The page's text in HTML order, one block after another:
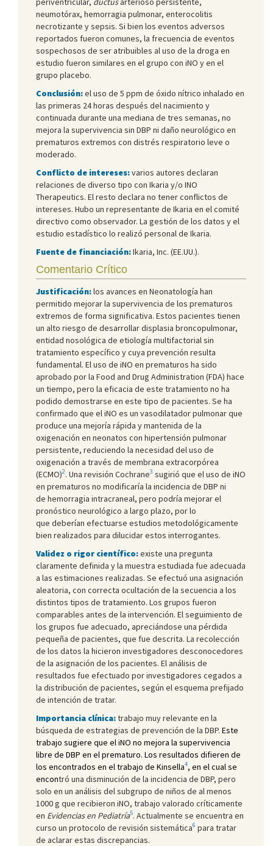
neumotórax, hemorragia pulmonar, enterocolitis
necrotizante y sepsis. Si bien los eventos adversos
reportados fueron comunes, la frecuencia de eventos
sospechosos de ser atribuibles al uso de la droga en
estudio fueron similares en el grupo con iNO y en el
grupo placebo.
Conclusión:el uso de 5 ppm de óxido nítrico inhalado en
las primeras 24 horas después del nacimiento y
continuada durante una mediana de tres semanas, no
mejora la supervivencia sin DBP ni daño neurológico en
prematuros extremos con distrés respiratorio leve o
moderado.
Conflicto de intereses:varios autores declaran
relaciones de diverso tipo con Ikaria y/o INO
Therapeutics. El resto declara no tener conflictos de
intereses. Hubo un representante de Ikaria en el comité
directivo como observador. La gestión de los datos y el
estudio estadístico lo realizó personal de Ikaria.
Fuente de financiación:Ikaria, Inc. (EE.UU.).
Comentario Crítico
Justificación:los avances en Neonatología han
permitido mejorar la supervivencia de los prematuros
extremos de forma significativa. Estos pacientes tienen
un alto riesgo de desarrollar displasia broncopulmonar,
entidad nosológica de etiología multifactorial sin
tratamiento específico y cuya prevención resulta
fundamental. El uso de iNO en prematuros ha sido
aprobado por la Food and Drug Administration (FDA) hace
un tiempo, pero la eficacia de este tratamiento no ha
podido demostrarse en este tipo de pacientes. Se ha
confirmado que el iNO es un vasodilatador pulmonar que
produce una mejoría rápida y mantenida de la
oxigenación en neonatos con hipertensión pulmonar
persistente, reduciendo la necesidad del uso de
oxigenación a través de membrana extracorpórea
(ECMO)2. Una revisión Cochrane3 sugirió que el uso de iNO
en prematuros no modificaría la incidencia de DBP ni
de hemorragia intracraneal, pero podría mejorar el
pronóstico neurológico a largo plazo, por lo
que deberían efectuarse estudios metodológicamente
bien realizados para dilucidar estos interrogantes.
Validez o rigor científico:existe una pregunta
claramente definida y la muestra estudiada fue adecuada
a las estimaciones realizadas. Se efectuó una asignación
aleatoria, con correcta ocultación de la secuencia a los
distintos tipos de tratamiento. Los grupos fueron
comparables antes de la intervención. El seguimiento de
los grupos fue adecuado, apreciándose una pérdida
pequeña de pacientes, que fue descrita. La recolección
de los datos la hicieron investigadores desconocedores
de la asignación de los pacientes. El análisis de
resultados fue efectuado por investigadores cegados a
la distribución de pacientes, según el esquema prefijado
de intención de tratar.
Importancia clínica:trabajo muy relevante en la
búsqueda de estrategias de prevención de la DBP. Este
trabajo sugiere que el iNO no mejora la supervivencia
libre de DBP en el prematuro. Los resultados difieren de
los encontrados en el trabajo de Kinsella4, en el cual se
encontró una disminución de la incidencia de DBP, pero
solo en un análisis del subgrupo de niños de al menos
1000 g que recibieron iNO, trabajo valorado críticamente
en Evidencias en Pediatría5. Actualmente se encuentra en
curso un protocolo de revisión sistemática6 para tratar
de aclarar estas discrepancias.